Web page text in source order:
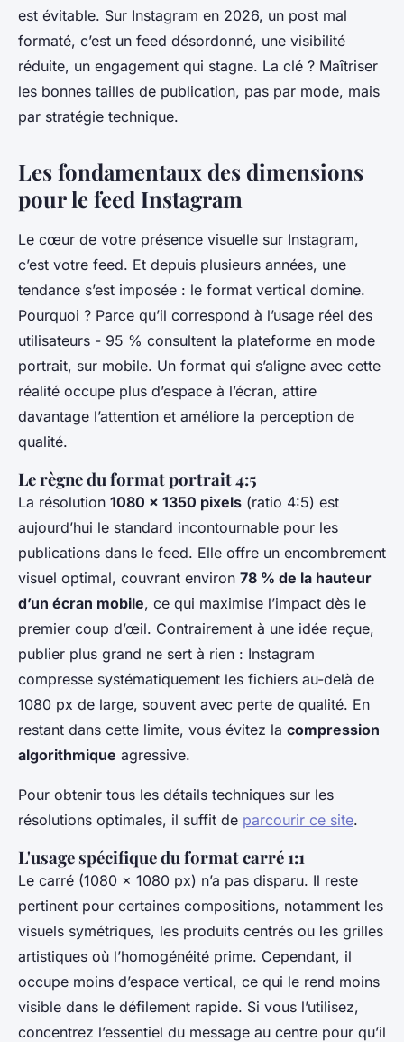
Aminte•13/05/2026 11:15•8 min de lecture
est évitable. Sur Instagram en 2026, un post mal
formaté, c’est un feed désordonné, une visibilité
réduite, un engagement qui stagne. La clé ? Maîtriser
les bonnes tailles de publication, pas par mode, mais
par stratégie technique.
Les fondamentaux des dimensions
pour le feed Instagram
Le cœur de votre présence visuelle sur Instagram,
c’est votre feed. Et depuis plusieurs années, une
tendance s’est imposée : le format vertical domine.
Pourquoi ? Parce qu’il correspond à l’usage réel des
utilisateurs - 95 % consultent la plateforme en mode
portrait, sur mobile. Un format qui s’aligne avec cette
réalité occupe plus d’espace à l’écran, attire
davantage l’attention et améliore la perception de
qualité.
Le règne du format portrait 4:5
La résolution 1080 x 1350 pixels (ratio 4:5) est
aujourd’hui le standard incontournable pour les
publications dans le feed. Elle offre un encombrement
visuel optimal, couvrant environ 78 % de la hauteur
d’un écran mobile, ce qui maximise l’impact dès le
premier coup d’œil. Contrairement à une idée reçue,
publier plus grand ne sert à rien : Instagram
compresse systématiquement les fichiers au-delà de
1080 px de large, souvent avec perte de qualité. En
restant dans cette limite, vous évitez la compression
algorithmique agressive.
Pour obtenir tous les détails techniques sur les
résolutions optimales, il suffit de parcourir ce site.
L'usage spécifique du format carré 1:1
Le carré (1080 x 1080 px) n’a pas disparu. Il reste
pertinent pour certaines compositions, notamment les
visuels symétriques, les produits centrés ou les grilles
artistiques où l’homogénéité prime. Cependant, il
occupe moins d’espace vertical, ce qui le rend moins
visible dans le défilement rapide. Si vous l’utilisez,
concentrez l’essentiel du message au centre pour qu’il